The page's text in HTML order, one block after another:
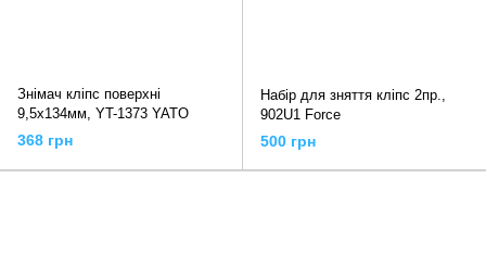
Знімач кліпс поверхні
9,5x134мм, YT-1373 YATO
368 грн
Набір для зняття кліпс 2пр.,
902U1 Force
500 грн